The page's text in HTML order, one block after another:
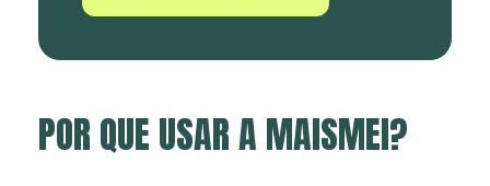
POR QUE USAR A MAISMEI?